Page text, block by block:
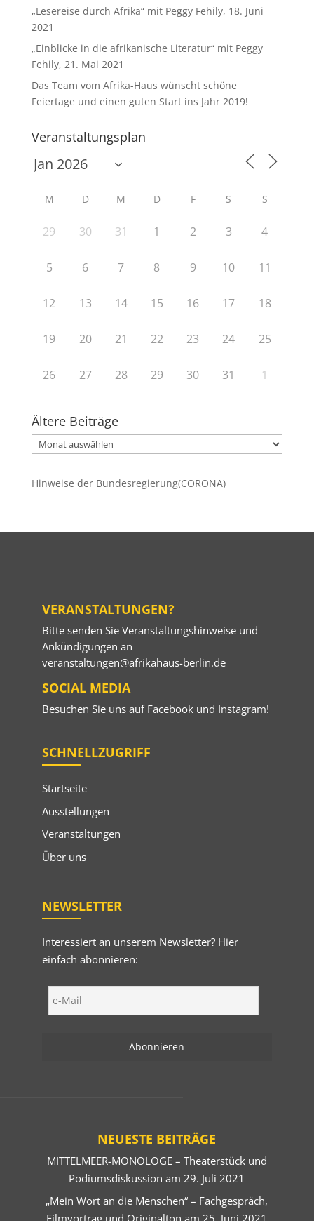
„Lesereise durch Afrika“ mit Peggy Fehily, 18. Juni
2021
„Einblicke in die afrikanische Literatur“ mit Peggy
Fehily, 21. Mai 2021
Das Team vom Afrika-Haus wünscht schöne
Feiertage und einen guten Start ins Jahr 2019!
Veranstaltungsplan
M D M D F S S
29 30 31 1 2 3 4
5 6 7 8 9 10 11
12 13 14 15 16 17 18
19 20 21 22 23 24 25
26 27 28 29 30 31 1
Ältere Beiträge
Ältere
Beiträge
Hinweise der Bundesregierung(CORONA)
VERANSTALTUNGEN?
Bitte senden Sie Veranstaltungshinweise und
Ankündigungen an
veranstaltungen@afrikahaus-berlin.de
SOCIAL MEDIA
Besuchen Sie uns auf Facebookund Instagram!
SCHNELLZUGRIFF
Startseite
Ausstellungen
Veranstaltungen
Über uns
NEWSLETTER
Interessiert an unserem Newsletter? Hier
einfach abonnieren:
NEUESTE BEITRÄGE
MITTELMEER-MONOLOGE – Theaterstück und
Podiumsdiskussion am 29. Juli 2021
„Mein Wort an die Menschen“ – Fachgespräch,